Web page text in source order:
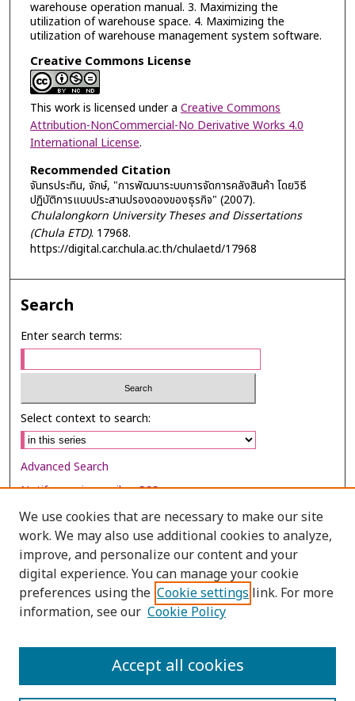
warehouse operation manual. 3. Maximizing the
utilization of warehouse space. 4. Maximizing the
utilization of warehouse management system software.
Creative Commons License
This work is licensed under a Creative Commons
Attribution-NonCommercial-No Derivative Works 4.0
International License.
Recommended Citation
จันทรประทิน, จักษ์, "การพัฒนาระบบการจัดการคลังสินค้า โดยวิธี
ปฏิบัติการแบบประสานปรองดองของธุรกิจ" (2007).
Chulalongkorn University Theses and Dissertations
(Chula ETD). 17968.
https://digital.car.chula.ac.th/chulaetd/17968
Search
Enter search terms:
Select context to search:
Advanced Search
Notify me via email orRSS
Browse
Collections
Disciplines
Authors
We use cookies that are necessary to make our site
work. We may also use additional cookies to analyze,
improve, and personalize our content and your
digital experience. You can manage your cookie
preferences using the Cookie settings link. For more
information, see our Cookie Policy
Accept all cookies